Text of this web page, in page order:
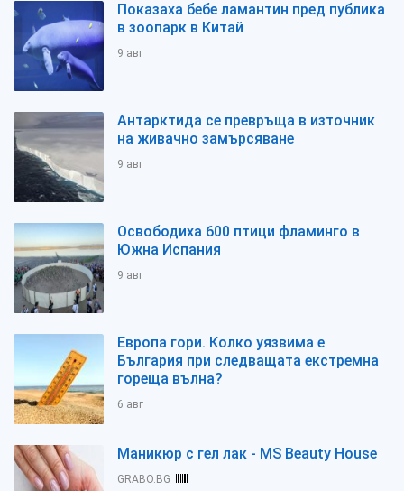
Показаха бебе ламантин пред публика
в зоопарк в Китай
9 авг
Антарктида се превръща в източник
на живачно замърсяване
9 авг
Освободиха 600 птици фламинго в
Южна Испания
9 авг
Европа гори. Колко уязвима е
България при следващата екстремна
гореща вълна?
6 авг
Маникюр с гел лак - МS Beauty House
GRABO.BG